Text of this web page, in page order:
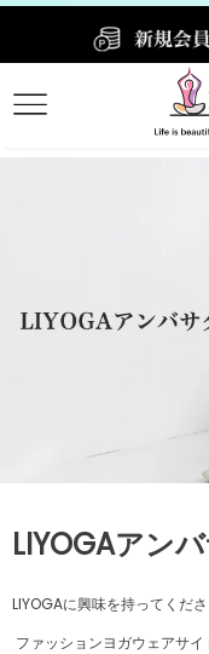
LIYOGAアン
LIYOGAに興味を持ってくだ
ファッションヨガウェアサ